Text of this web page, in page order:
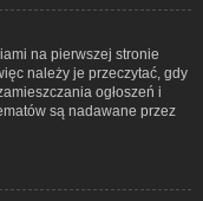
na pierwszej stronie
należy je przeczytać, gdy
ogłoszeń i
są nadawane przez